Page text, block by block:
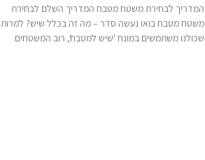
המדריך לבחירת משטח מטבח המדריך השלם לבחירת
משטח מטבח בואו נעשה סדר – מה זה בכלל שיש? למרות
שכולנו משתמשים במונח 'שיש למטבח', רוב המשטחים